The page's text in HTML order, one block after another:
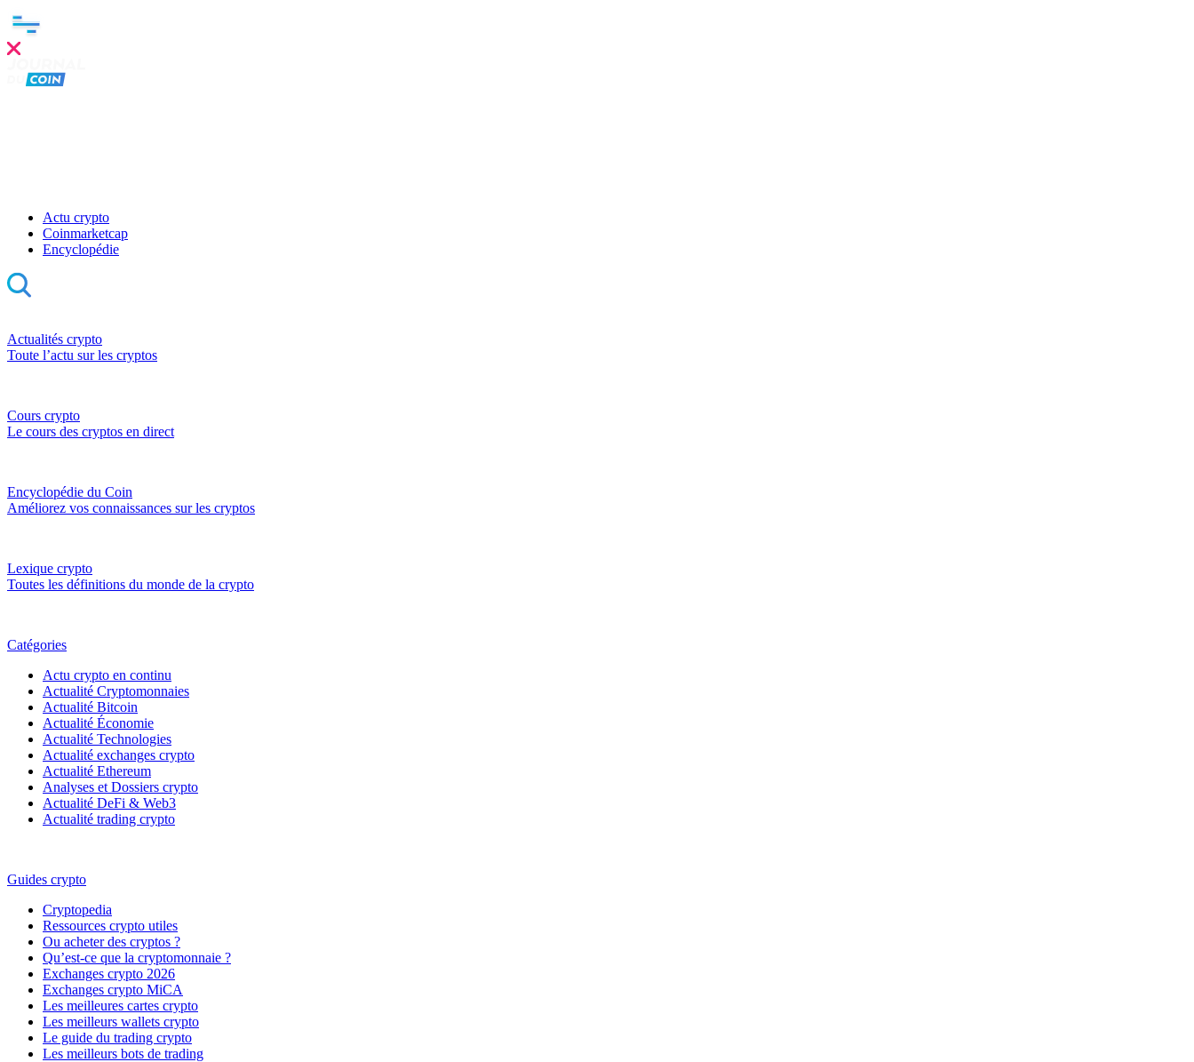
Actu crypto
Coinmarketcap
Encyclopédie
Actualités crypto
Toute l’actu sur les cryptos
Cours crypto
Le cours des cryptos en direct
Encyclopédie du Coin
Améliorez vos connaissances sur les cryptos
Lexique crypto
Toutes les définitions du monde de la crypto
Catégories
Actu crypto en continu
Actualité Cryptomonnaies
Actualité Bitcoin
Actualité Économie
Actualité Technologies
Actualité exchanges crypto
Actualité Ethereum
Analyses et Dossiers crypto
Actualité DeFi & Web3
Actualité trading crypto
Guides crypto
Cryptopedia
Ressources crypto utiles
Ou acheter des cryptos ?
Qu’est-ce que la cryptomonnaie ?
Exchanges crypto 2026
Exchanges crypto MiCA
Les meilleures cartes crypto
Les meilleurs wallets crypto
Le guide du trading crypto
Les meilleurs bots de trading